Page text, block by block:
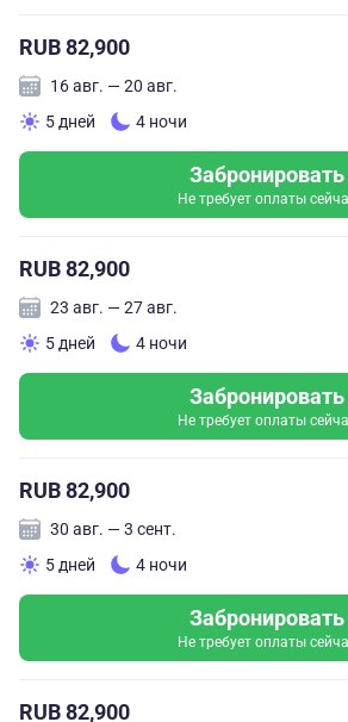
RUB 82,900
16 авг. — 20 авг.
5 дней
4 ночи
Забронировать
Не требует оплаты
RUB 82,900
23 авг. — 27 авг.
5 дней
4 ночи
Забронировать
Не требует оплаты
RUB 82,900
30 авг. — 3 сент.
5 дней
4 ночи
Забронировать
Не требует оплаты
RUB 82,900